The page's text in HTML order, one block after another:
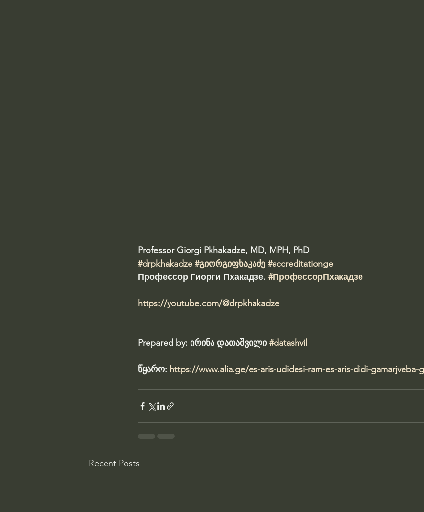
Professor Giorgi Pkhakadze, MD, MPH, PhD
#drpkhakadze #გიორგიფხაკაძე #accreditationge
Профессор Гиорги Пхакадзе. #ПрофессорПхакадзе
https://youtube.com/@drpkhakadze
Prepared by: ირინა დათაშვილი #datashvil
წყარო: https://www.alia.ge/es-aris-udidesi-ram-es-aris-didi-gamarjveba-
Recent Posts